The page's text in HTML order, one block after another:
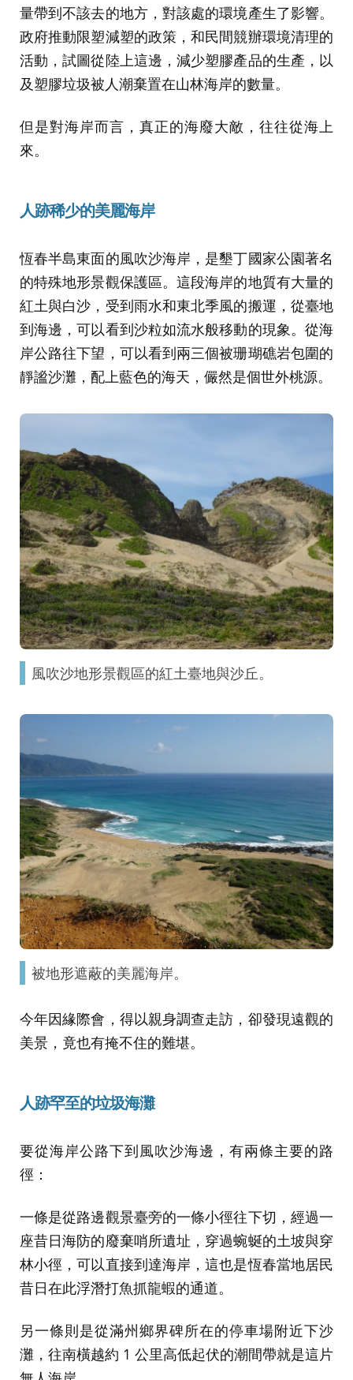
量帶到不該去的地方，對該處的環境產生了影響。
政府推動限塑減塑的政策，和民間競辦環境清理的
活動，試圖從陸上這邊，減少塑膠產品的生產，以
及塑膠垃圾被人潮棄置在山林海岸的數量。
但是對海岸而言，真正的海廢大敵，往往從海上
來。
人跡稀少的美麗海岸
恆春半島東面的風吹沙海岸，是墾丁國家公園著名
的特殊地形景觀保護區。這段海岸的地質有大量的
紅土與白沙，受到雨水和東北季風的搬運，從臺地
到海邊，可以看到沙粒如流水般移動的現象。從海
岸公路往下望，可以看到兩三個被珊瑚礁岩包圍的
靜謐沙灘，配上藍色的海天，儼然是個世外桃源。
風吹沙地形景觀區的紅土臺地與沙丘。
被地形遮蔽的美麗海岸。
今年因緣際會，得以親身調查走訪，卻發現遠觀的
美景，竟也有掩不住的難堪。
人跡罕至的垃圾海灘
要從海岸公路下到風吹沙海邊，有兩條主要的路
徑：
一條是從路邊觀景臺旁的一條小徑往下切，經過一
座昔日海防的廢棄哨所遺址，穿過蜿蜒的土坡與穿
林小徑，可以直接到達海岸，這也是恆春當地居民
昔日在此浮潛打魚抓龍蝦的通道。
另一條則是從滿州鄉界碑所在的停車場附近下沙
灘，往南橫越約 1 公里高低起伏的潮間帶就是這片